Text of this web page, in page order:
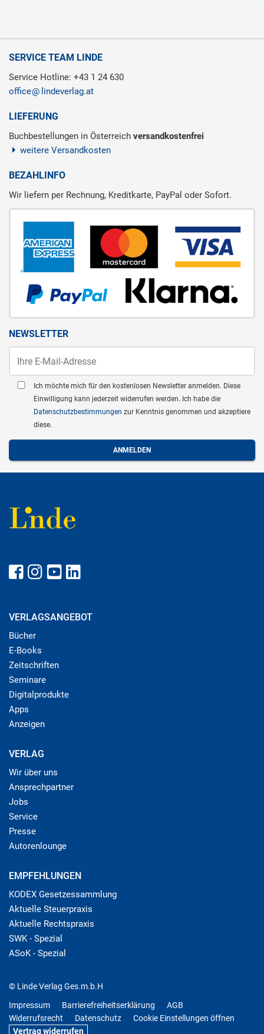
SERVICE TEAM LINDE
Service Hotline: +43 1 24 630
office
lindeverlag.at
LIEFERUNG
Buchbestellungen in Österreich versandkostenfrei
weitere Versandkosten
BEZAHLINFO
Wir liefern per Rechnung, Kreditkarte, PayPal oder Sofort.
NEWSLETTER
Ich möchte mich für den kostenlosen Newsletter anmelden. Diese
Einwilligung kann jederzeit widerrufen werden. Ich habe die
Datenschutzbestimmungen zur Kenntnis genommen und akzeptiere
diese.
VERLAGSANGEBOT
Bücher
E-Books
Zeitschriften
Seminare
Digitalprodukte
Apps
Anzeigen
VERLAG
Wir über uns
Ansprechpartner
Jobs
Service
Presse
Autorenlounge
EMPFEHLUNGEN
KODEX Gesetzessammlung
Aktuelle Steuerpraxis
Aktuelle Rechtspraxis
SWK - Spezial
ASoK - Spezial
© Linde Verlag Ges.m.b.H
Impressum
Barrierefreiheitserklärung
AGB
Widerrufsrecht
Datenschutz
Cookie Einstellungen öffnen
Vertrag widerrufen